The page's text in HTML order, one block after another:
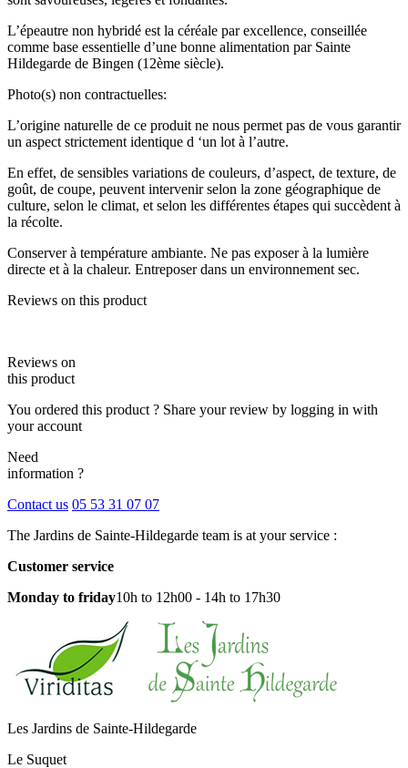
L’épeautre non hybridé est la céréale par excellence, conseillée
comme base essentielle d’une bonne alimentation par Sainte
Hildegarde de Bingen (12ème siècle).
Photo(s) non contractuelles:
L’origine naturelle de ce produit ne nous permet pas de vous garantir
un aspect strictement identique d ‘un lot à l’autre.
En effet, de sensibles variations de couleurs, d’aspect, de texture, de
goût, de coupe, peuvent intervenir selon la zone géographique de
culture, selon le climat, et selon les différentes étapes qui succèdent à
la récolte.
Conserver à température ambiante. Ne pas exposer à la lumière
directe et à la chaleur. Entreposer dans un environnement sec.
Reviews on this product
Reviews on
this product
You ordered this product ? Share your review by logging in with
your account
Need
information ?
Contact us 05 53 31 07 07
The Jardins de Sainte-Hildegarde team is at your service :
Customer service
Monday to friday10h to 12h00 - 14h to 17h30
Les Jardins de Sainte-Hildegarde
Le Suquet